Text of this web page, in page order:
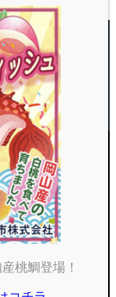
桃鯛登場！